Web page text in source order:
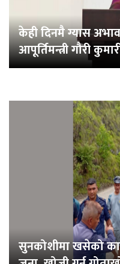
केही दिनमै ग्यास
आपूर्तिमन्त्री गौरी
सुनकोशीमा खसेको